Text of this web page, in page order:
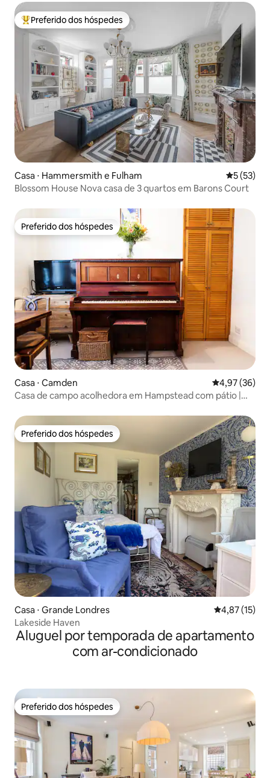
Entre os melhores preferidos dos hóspedes
Preferido dos hóspedes
Casa ⋅ Hammersmith e Fulham 5 de uma
5 (53)
Blossom House Nova casa de 3 quartos em Barons Court
Preferido dos hóspedes
Preferido dos hóspedes
Casa ⋅ Camden 4,97 de uma
4,97 (36)
Casa de campo acolhedora em Hampstead com pátio |
Preferido dos hóspedes
Preferido dos hóspedes
Casa ⋅ Grande Londres 4,87 de uma
4,87 (15)
Lakeside Haven
Aluguel por temporada de apartamento
com ar-condicionado
Preferido dos hóspedes
Preferido dos hóspedes